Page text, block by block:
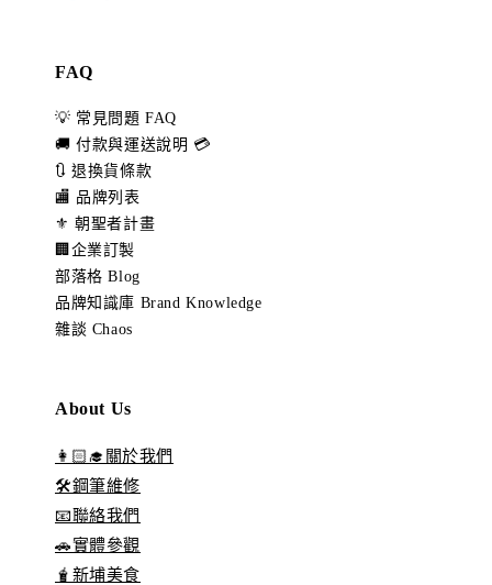
FAQ
💡 常見問題 FAQ
🚚 付款與運送說明 💳
🔃 退換貨條款
🏬 品牌列表
⚜️ 朝聖者計畫
🏢企業訂製
部落格 Blog
品牌知識庫 Brand Knowledge
雜談 Chaos
About Us
👩🏻‍🎓關於我們
🛠️鋼筆維修
📧聯絡我們
🚗實體參觀
🧋新埔美食